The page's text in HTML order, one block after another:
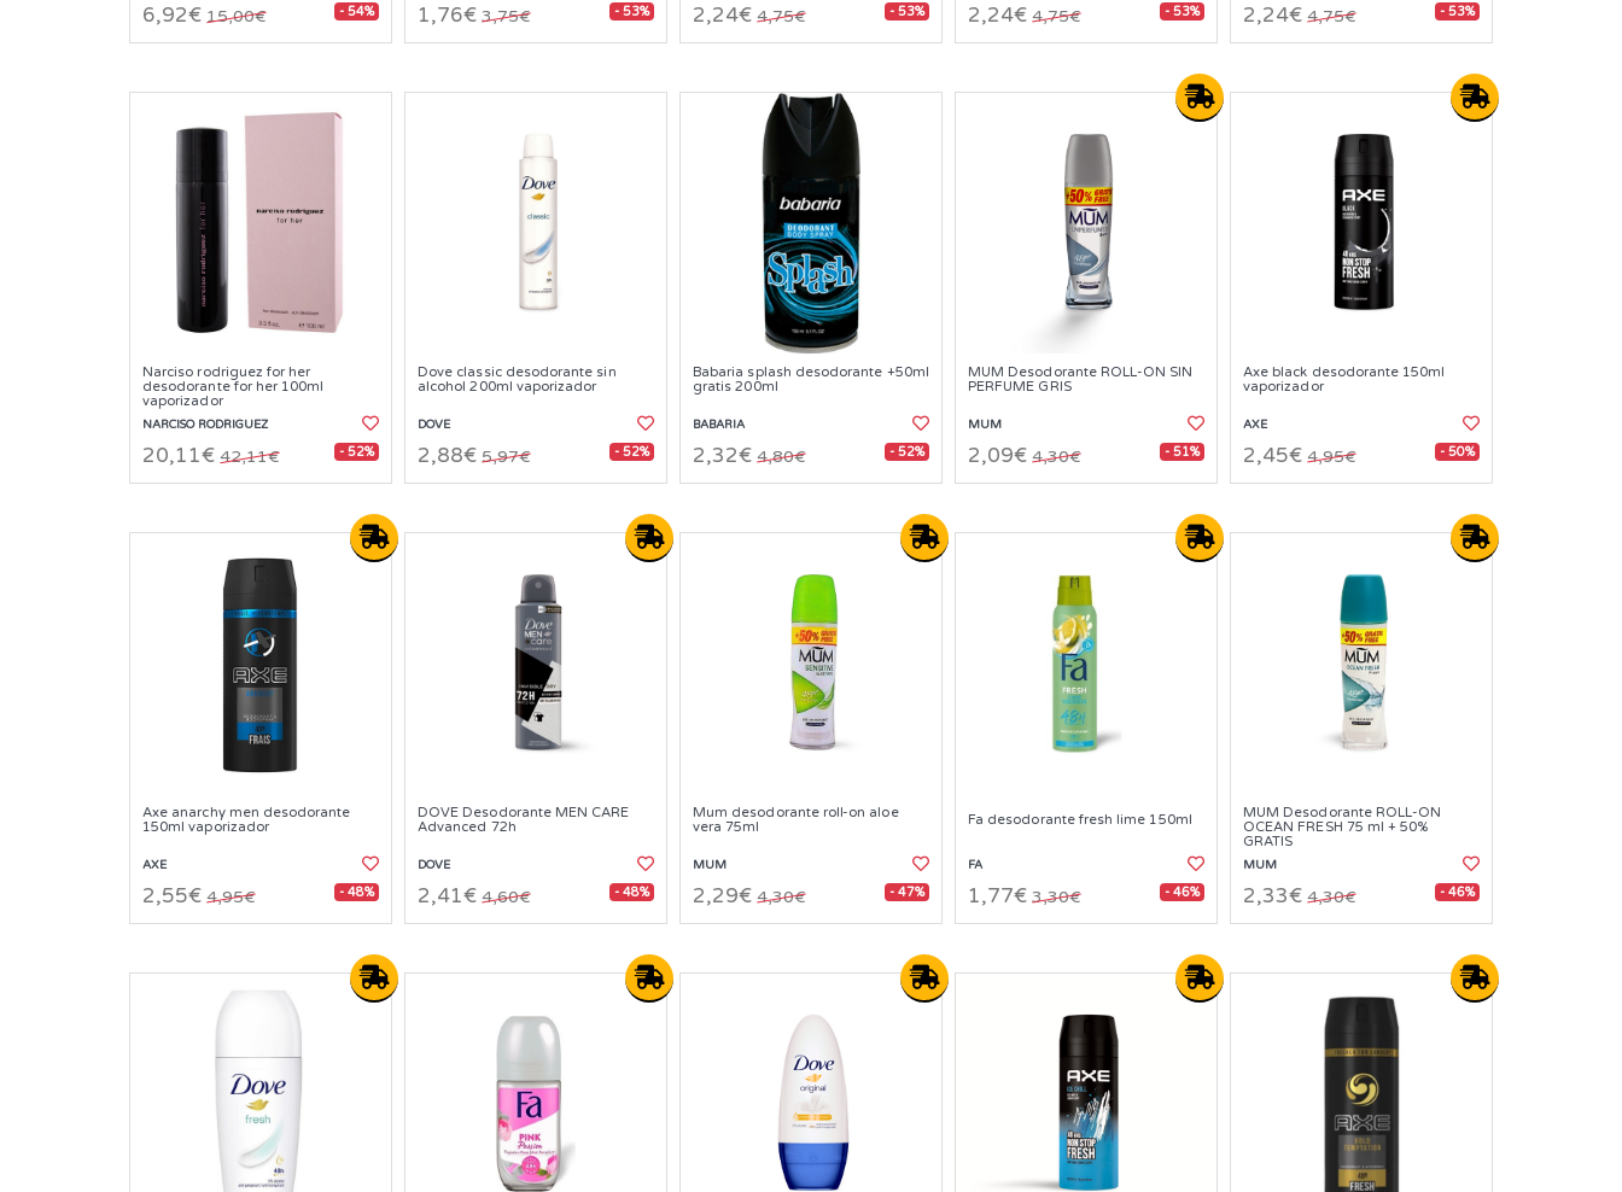
6,92€ 15,00€ - 54% 1,76€ 3,75€ - 53% 2,24€ 4,75€ - 53% 2,24€ 4,75€ - 53% 2,24€ 4,75€ - 53%
Narciso rodriguez for her
desodorante for her 100ml
vaporizador
NARCISO RODRIGUEZ
20,11€ 42,11€ - 52%
Dove classic desodorante sin
alcohol 200ml vaporizador
DOVE
2,88€ 5,97€ - 52%
Babaria splash desodorante +50ml
gratis 200ml
BABARIA
2,32€ 4,80€ - 52%
MUM Desodorante ROLL-ON SIN
PERFUME GRIS
MUM
2,09€ 4,30€ - 51%
Axe black desodorante 150ml
vaporizador
AXE
2,45€ 4,95€ - 50%
Axe anarchy men desodorante
150ml vaporizador
AXE
2,55€ 4,95€ - 48%
DOVE Desodorante MEN CARE
Advanced 72h
DOVE
2,41€ 4,60€ - 48%
Mum desodorante roll-on aloe
vera 75ml
MUM
2,29€ 4,30€ - 47%
Fa desodorante fresh lime 150ml
FA
1,77€ 3,30€ - 46%
MUM Desodorante ROLL-ON
OCEAN FRESH 75 ml + 50%
GRATIS
MUM
2,33€ 4,30€ - 46%